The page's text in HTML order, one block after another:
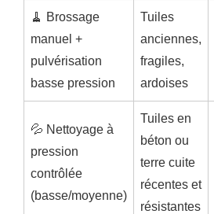
🧹 Brossage
manuel +
pulvérisation
basse pression
Tuiles
anciennes,
fragiles,
ardoises
💦 Nettoyage à
pression
contrôlée
(basse/moyenne)
Tuiles en
béton ou
terre cuite
récentes et
résistantes